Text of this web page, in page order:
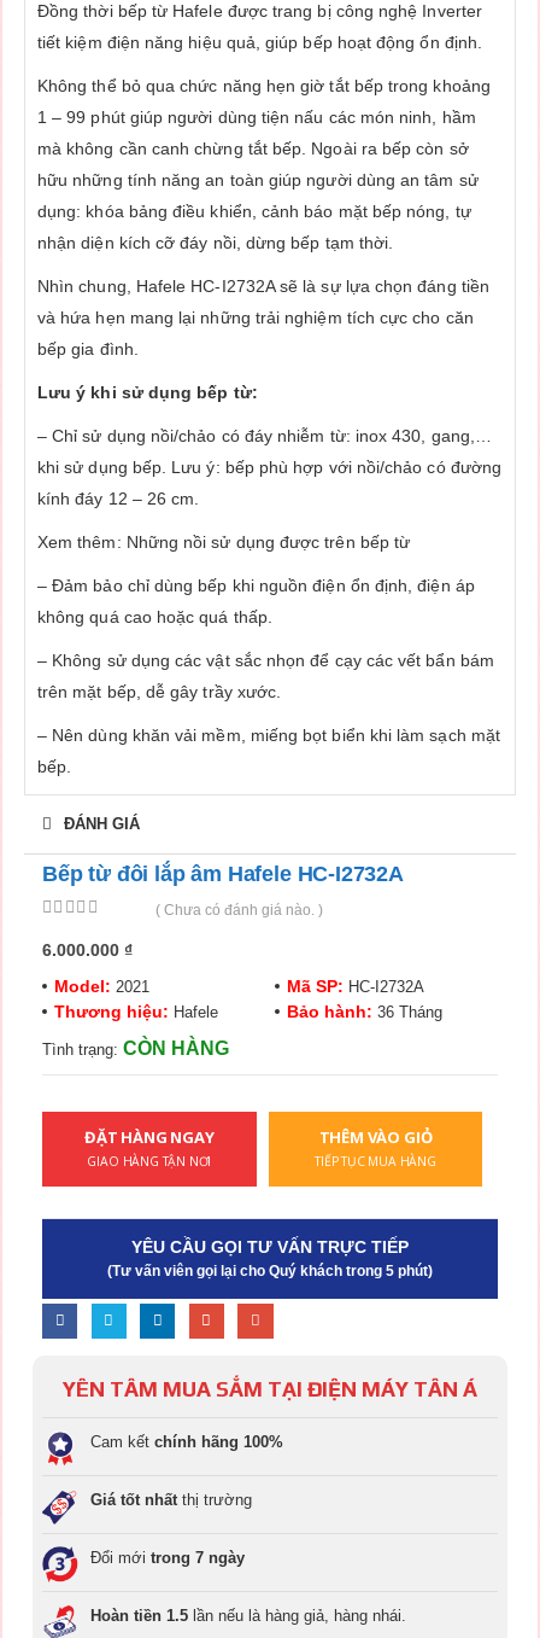
Đồng thời bếp từ Hafele được trang bị công nghệ Inverter
tiết kiệm điện năng hiệu quả, giúp bếp hoạt động ổn định.
Không thể bỏ qua chức năng hẹn giờ tắt bếp trong khoảng
1 – 99 phút giúp người dùng tiện nấu các món ninh, hầm
mà không cần canh chừng tắt bếp. Ngoài ra bếp còn sở
hữu những tính năng an toàn giúp người dùng an tâm sử
dụng: khóa bảng điều khiển, cảnh báo mặt bếp nóng, tự
nhận diện kích cỡ đáy nồi, dừng bếp tạm thời.
Nhìn chung, Hafele HC-I2732A sẽ là sự lựa chọn đáng tiền
và hứa hẹn mang lại những trải nghiệm tích cực cho căn
bếp gia đình.
Lưu ý khi sử dụng bếp từ:
– Chỉ sử dụng nồi/chảo có đáy nhiễm từ: inox 430, gang,…
khi sử dụng bếp. Lưu ý: bếp phù hợp với nồi/chảo có đường
kính đáy 12 – 26 cm.
Xem thêm: Những nồi sử dụng được trên bếp từ
– Đảm bảo chỉ dùng bếp khi nguồn điện ổn định, điện áp
không quá cao hoặc quá thấp.
– Không sử dụng các vật sắc nhọn để cạy các vết bẩn bám
trên mặt bếp, dễ gây trầy xước.
– Nên dùng khăn vải mềm, miếng bọt biển khi làm sạch mặt
bếp.
ĐÁNH GIÁ
Bếp từ đôi lắp âm Hafele HC-I2732A
( Chưa có đánh giá nào. )
6.000.000 ₫
Model: 2021 Mã SP: HC-I2732A
Thương hiệu: Hafele Bảo hành: 36 Tháng
Tình trạng: CÒN HÀNG
ĐẶT HÀNG NGAY
GIAO HÀNG TẬN NƠI
THÊM VÀO GIỎ
TIẾP TỤC MUA HÀNG
YÊU CẦU GỌI TƯ VẤN TRỰC TIẾP
(Tư vấn viên gọi lại cho Quý khách trong 5 phút)
YÊN TÂM MUA SẮM TẠI ĐIỆN MÁY TÂN Á
Cam kết chính hãng 100%
Giá tốt nhất thị trường
Đổi mới trong 7 ngày
Hoàn tiền 1.5 lần nếu là hàng giả, hàng nhái.